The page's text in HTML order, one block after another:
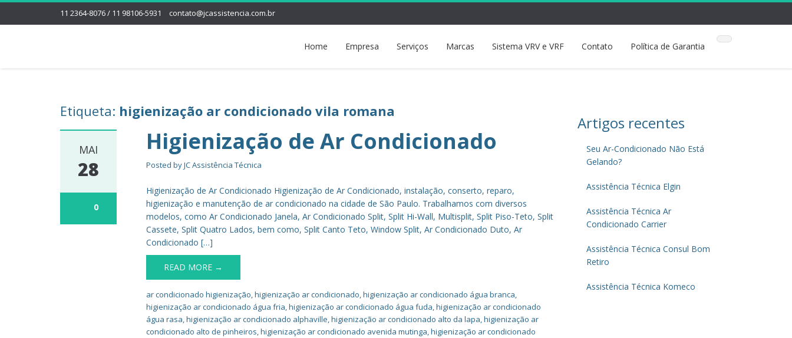
11 2364-8076 / 11 98106-5931 contato@jcassistencia.com.br
Home Empresa Serviços Marcas Sistema VRV e VRF Contato Política de Garantia
Etiqueta: higienização ar condicionado vila romana
MAI
28
0
Higienização de Ar Condicionado
Posted byJC Assistência Técnica
Higienização de Ar Condicionado Higienização de Ar Condicionado, instalação, conserto, reparo,
higienização e manutenção de ar condicionado na cidade de São Paulo. Trabalhamos com diversos
modelos, como Ar Condicionado Janela, Ar Condicionado Split, Split Hi-Wall, Multisplit, Split Piso-Teto, Split
Cassete, Split Quatro Lados, bem como, Split Canto Teto, Window Split, Ar Condicionado Duto, Ar
Condicionado […]
READ MORE →
ar condicionado higienização,higienização ar condicionado,higienização ar condicionado água branca,
higienização ar condicionado água fria,higienização ar condicionado água fuda,higienização ar condicionado
água rasa,higienização ar condicionado alphaville,higienização ar condicionado alto da lapa,higienização ar
condicionado alto de pinheiros,higienização ar condicionado avenida mutinga,higienização ar condicionado
Artigos recentes
Seu Ar-Condicionado Não Está
Gelando?
Assistência Técnica Elgin
Assistência Técnica Ar
Condicionado Carrier
Assistência Técnica Consul Bom
Retiro
Assistência Técnica Komeco